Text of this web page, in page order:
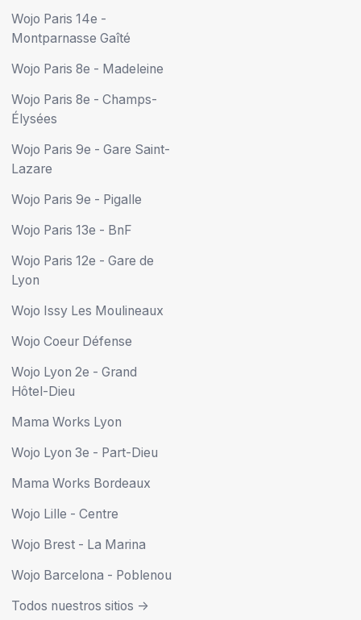
Wojo Paris 14e -
Montparnasse Gaîté
Wojo Paris 8e - Madeleine
Wojo Paris 8e - Champs-
Élysées
Wojo Paris 9e - Gare Saint-
Lazare
Wojo Paris 9e - Pigalle
Wojo Paris 13e - BnF
Wojo Paris 12e - Gare de
Lyon
Wojo Issy Les Moulineaux
Wojo Coeur Défense
Wojo Lyon 2e - Grand
Hôtel-Dieu
Mama Works Lyon
Wojo Lyon 3e - Part-Dieu
Mama Works Bordeaux
Wojo Lille - Centre
Wojo Brest - La Marina
Wojo Barcelona - Poblenou
Todos nuestros sitios ->